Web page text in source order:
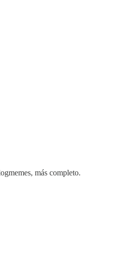
más completo.